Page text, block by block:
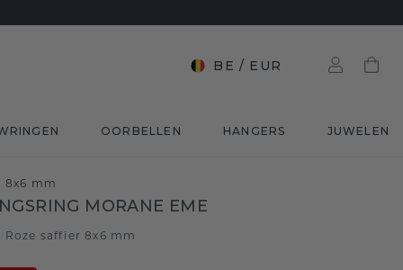
BE / EUR
OORBELLEN HANGERS JUWELEN
8x6 mm
MORANE EME
Roze saffier 8x6 mm